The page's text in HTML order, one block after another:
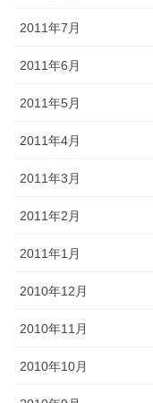
2011年7月
2011年6月
2011年5月
2011年4月
2011年3月
2011年2月
2011年1月
2010年12月
2010年11月
2010年10月